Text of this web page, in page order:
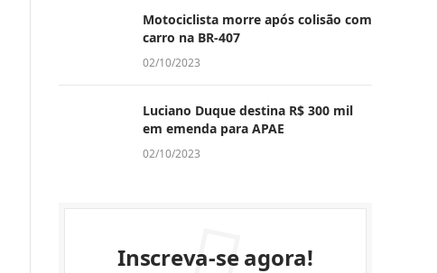
Motociclista morre após colisão com
carro na BR-407
02/10/2023
Luciano Duque destina R$ 300 mil
em emenda para APAE
02/10/2023
Inscreva-se agora!